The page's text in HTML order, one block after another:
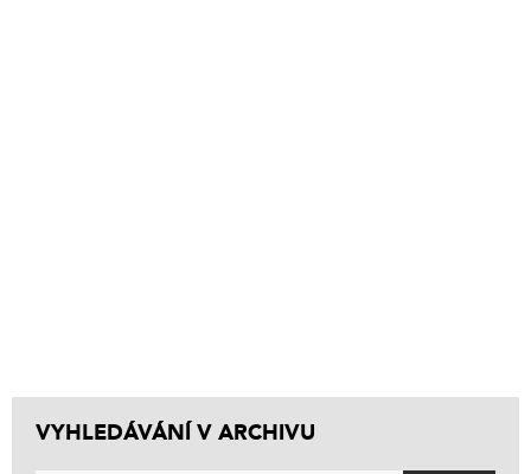
VYHLEDÁVÁNÍ V ARCHIVU